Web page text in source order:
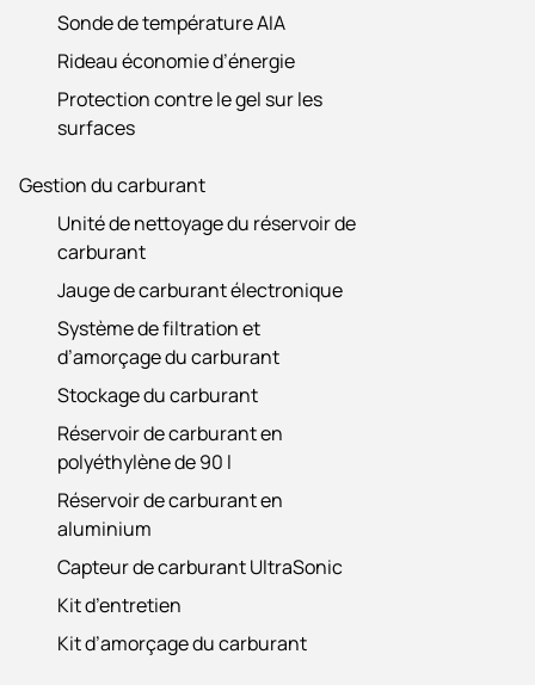
Sonde de température AIA
Rideau économie d’énergie
Protection contre le gel sur les
surfaces
Gestion du carburant
Unité de nettoyage du réservoir de
carburant
Jauge de carburant électronique
Système de filtration et
d’amorçage du carburant
Stockage du carburant
Réservoir de carburant en
polyéthylène de 90 l
Réservoir de carburant en
aluminium
Capteur de carburant UltraSonic
Kit d’entretien
Kit d’amorçage du carburant